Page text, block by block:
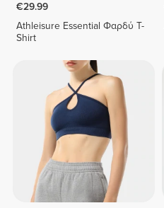
€29.99
Athleisure Essential Φαρδύ T-
Shirt